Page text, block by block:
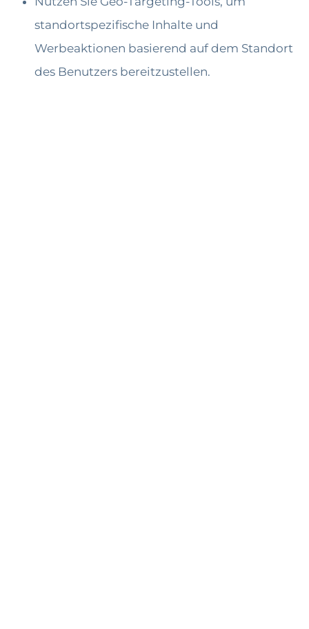
standortspezifische Inhalte und
Werbeaktionen basierend auf dem Standort
des Benutzers bereitzustellen.